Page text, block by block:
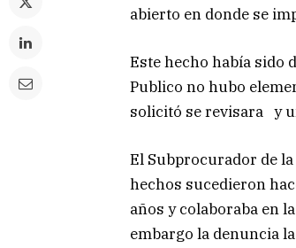
abierto en donde se
Este hecho había sido
Publico no hubo
solicitó se revisara y
El Subprocurador de
hechos sucedieron
años y colaboraba en
embargo la denuncia